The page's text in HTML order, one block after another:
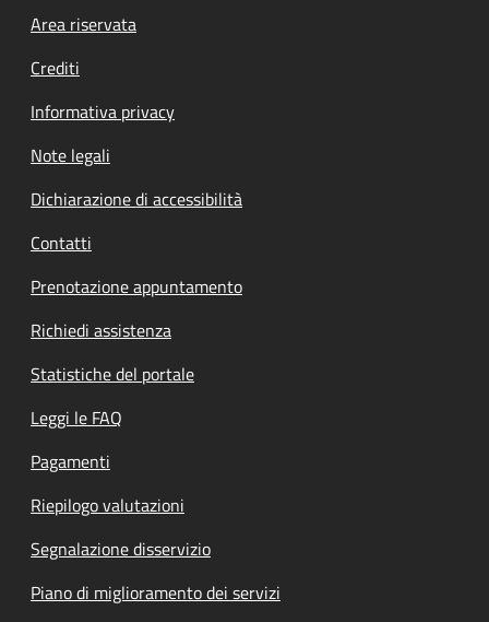
Footer menu
Area riservata
Crediti
Informativa privacy
Note legali
Dichiarazione di accessibilità
Contatti
Prenotazione appuntamento
Richiedi assistenza
Statistiche del portale
Leggi le FAQ
Pagamenti
Riepilogo valutazioni
Segnalazione disservizio
Piano di miglioramento dei servizi